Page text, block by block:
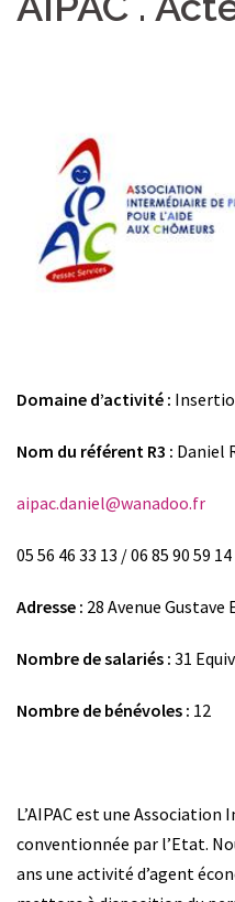
Domaine d’activité :
Nom du référent R3 : Daniel
aipac.daniel@wanadoo.fr
05 56 46 33 13 / 06 85 90 59 14
Adresse : 28 Avenue Gustave
Nombre de salariés : 31
Nombre de bénévoles : 12
L’AIPAC est une
conventionnée par l’Etat.
ans une activité d’agent